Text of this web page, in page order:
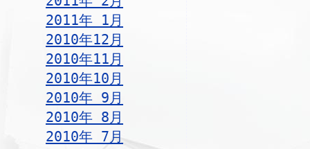
2011年 1月
2010年12月
2010年11月
2010年10月
2010年 9月
2010年 8月
2010年 7月